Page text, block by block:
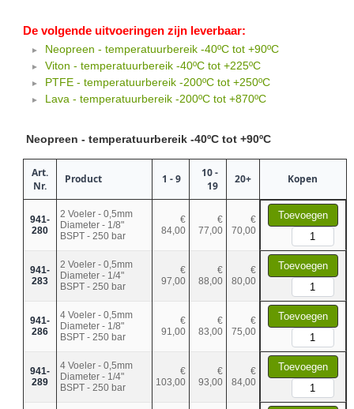
De volgende uitvoeringen zijn leverbaar:
Neopreen - temperatuurbereik -40ºC tot +90ºC
Viton - temperatuurbereik -40ºC tot +225ºC
PTFE - temperatuurbereik -200ºC tot +250ºC
Lava - temperatuurbereik -200ºC tot +870ºC
Neopreen - temperatuurbereik -40ºC tot +90ºC
Art.
Nr.
Product 1 - 9
10 -
19
20+ Kopen
941-
280
2 Voeler - 0,5mm
Diameter - 1/8"
BSPT - 250 bar
€
84,00
€
77,00
€
70,00
Toevoegen
941-
283
2 Voeler - 0,5mm
Diameter - 1/4"
BSPT - 250 bar
€
97,00
€
88,00
€
80,00
Toevoegen
941-
286
4 Voeler - 0,5mm
Diameter - 1/8"
BSPT - 250 bar
€
91,00
€
83,00
€
75,00
Toevoegen
941-
289
4 Voeler - 0,5mm
Diameter - 1/4"
BSPT - 250 bar
€
103,00
€
93,00
€
84,00
Toevoegen